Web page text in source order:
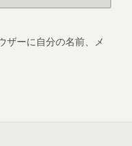
ザーに自分の名前、メ